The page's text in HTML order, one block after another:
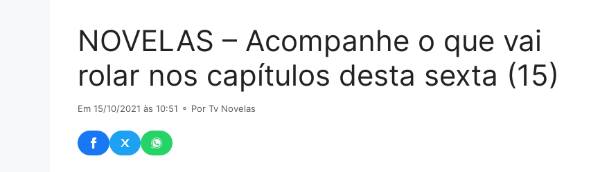
NOVELAS – Acompanhe o que vai
rolar nos capítulos desta sexta (15)
Em 15/10/2021 às 10:51 ⚬ Por Tv Novelas